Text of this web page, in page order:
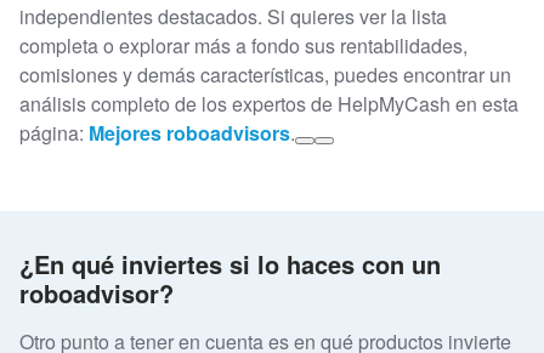
independientes destacados. Si quieres ver la lista
completa o explorar más a fondo sus rentabilidades,
comisiones y demás características, puedes encontrar un
análisis completo de los expertos de HelpMyCash en esta
página: Mejores roboadvisors.
¿En qué inviertes si lo haces con un
roboadvisor?
Otro punto a tener en cuenta es en qué productos invierte